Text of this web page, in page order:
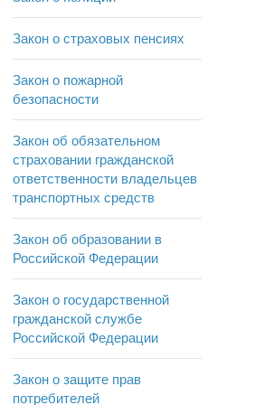
Закон о страховых пенсиях
Закон о пожарной
безопасности
Закон об обязательном
страховании гражданской
ответственности владельцев
транспортных средств
Закон об образовании в
Российской Федерации
Закон о государственной
гражданской службе
Российской Федерации
Закон о защите прав
потребителей